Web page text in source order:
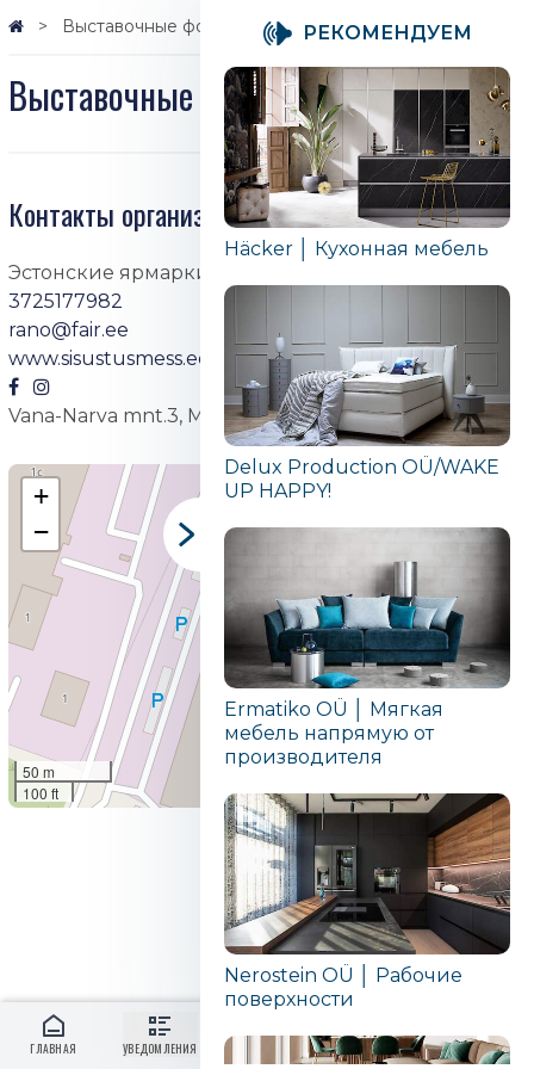
ГЛАВНАЯ УВЕДОМЛЕНИЯ ВОЙТИ RU
Выставочные фотографии
Выставочные фотографии
Контакты организатора
Эстонские ярмарки OÜ
3725177982
rano@fair.ee
www.sisustusmess.ee
Vana-Narva mnt.3, Maardu
+
−
50 m
100 ft
Leaflet|©OpenStreetMap contributors
PЕКОМЕНДУЕМ
Häcker │ Кухонная мебель
Delux Production OÜ/WAKE
UP HAPPY!
Ermatiko OÜ │ Мягкая
мебель напрямую от
производителя
Nerostein OÜ │ Рабочие
поверхности